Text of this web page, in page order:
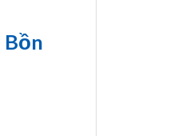
Bồn